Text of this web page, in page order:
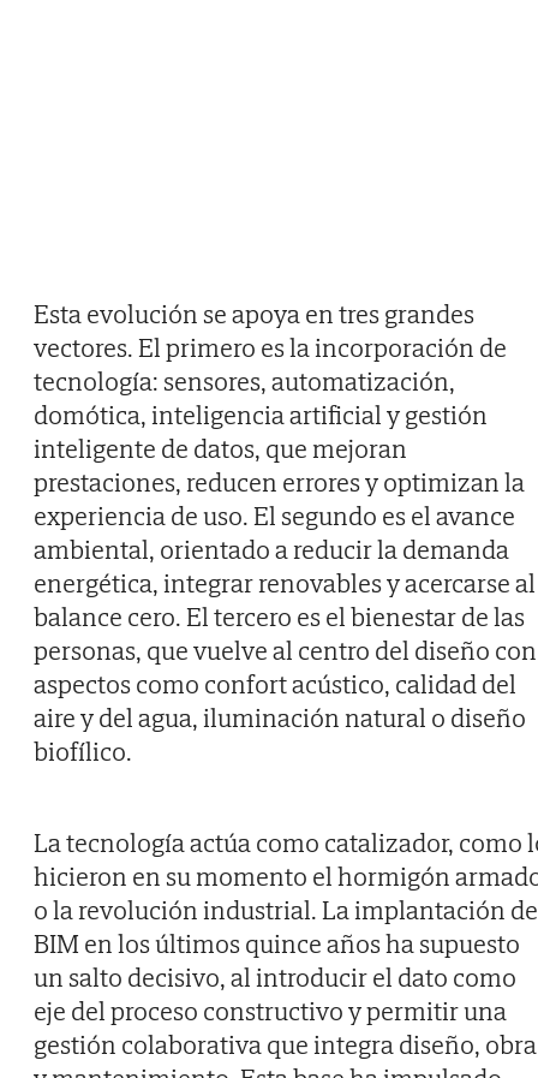
Esta evolución se apoya en tres grandes
vectores. El primero es la incorporación de
tecnología: sensores, automatización,
domótica, inteligencia artificial y gestión
inteligente de datos, que mejoran
prestaciones, reducen errores y optimizan la
experiencia de uso. El segundo es el avance
ambiental, orientado a reducir la demanda
energética, integrar renovables y acercarse al
balance cero. El tercero es el bienestar de las
personas, que vuelve al centro del diseño con
aspectos como confort acústico, calidad del
aire y del agua, iluminación natural o diseño
biofílico.
La tecnología actúa como catalizador, como
hicieron en su momento el hormigón
o la revolución industrial. La implantación
BIM en los últimos quince años ha supuesto
un salto decisivo, al introducir el dato como
eje del proceso constructivo y permitir una
gestión colaborativa que integra diseño, obra